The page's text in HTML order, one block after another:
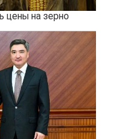
цены на зерно